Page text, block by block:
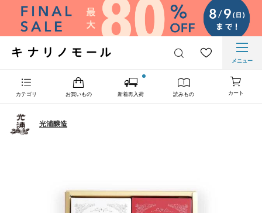
メニュー
カテゴリ お買いもの 新着再入荷 読みもの カート
光浦醸造